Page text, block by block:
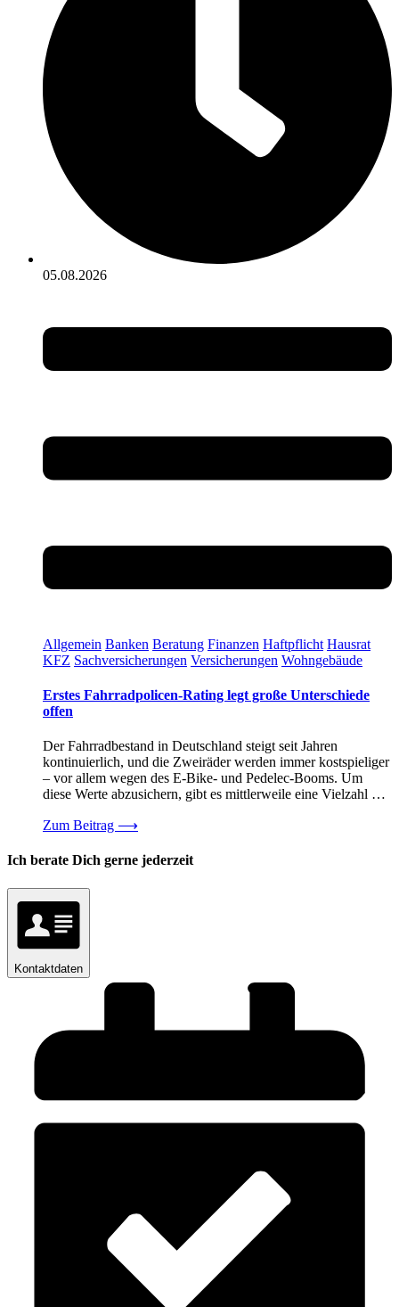
05.08.2026
Allgemein Banken Beratung Finanzen Haftpflicht Hausrat
KFZ Sachversicherungen Versicherungen Wohngebäude
Erstes Fahrradpolicen-Rating legt große Unterschiede
offen
Der Fahrradbestand in Deutschland steigt seit Jahren
kontinuierlich, und die Zweiräder werden immer kostspieliger
– vor allem wegen des E-Bike- und Pedelec-Booms. Um
diese Werte abzusichern, gibt es mittlerweile eine Vielzahl …
Zum Beitrag ⟶
Ich berate Dich gerne jederzeit
Kontaktdaten